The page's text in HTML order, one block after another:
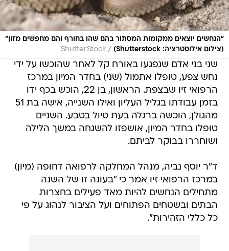
"הנחשים יוצאים ממקומות המסתור בהם שהו בחורף והם מחפשים מזון"
(צילום אילוסטרציה: Shutterstock)
/
ShutterStock
שני בני אדם שנפגעו באורח קל לאחר שהוכשו על ידי
נחש צפע, טופלו אתמול (שני) בחדר המיון במרכז
הרפואי זיו שבצפת. הראשון, בן 22, הוכש בכף ידו
בזמן עבודתו בגליל העליון ואילו השנייה, אישה בת 51
מהגולן, הוכשה ברגלה בעת טיול בטבע. השניים
טופלו בחדר המיון, אושפזו להשגחה במשך הלילה
ושוחררו בבוקר לביתם.
ד"ר יוסף נביה, מנהל המחלקה לרפואה דחופה (מיון)
במרכז הרפואי זיו אמר כי "בעונה זו של השנה
מתחילים הנחשים להיות מאד פעילים בחצרות
הבתים ובשטחים הפתוחים ועל הציבור לנהוג על פי
כל כללי הזהירות".